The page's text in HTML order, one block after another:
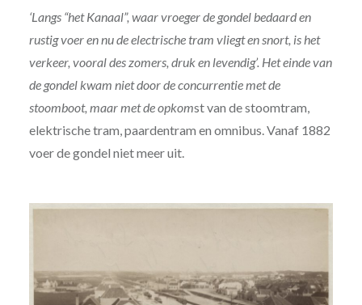
‘Langs “het Kanaal”, waar vroeger de gondel bedaard en
rustig voer en nu de electrische tram vliegt en snort, is het
verkeer, vooral des zomers, druk en levendig’. Het einde van
de gondel kwam niet door de concurrentie met de
stoomboot, maar met de opkomst van de stoomtram,
elektrische tram, paardentram en omnibus. Vanaf 1882
voer de gondel niet meer uit.